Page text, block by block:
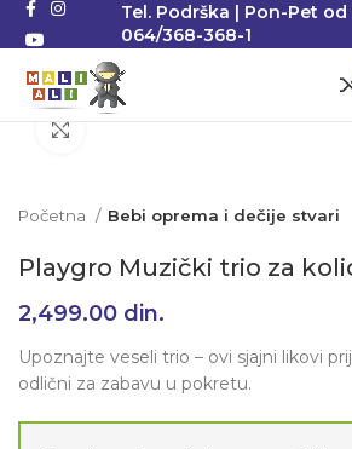
Tel. Podrška | Pon-Pet od
064/368-368-1
Početna Bebi oprema i dečije stvari
Playgro Muzički trio za
2,499.00 din.
Upoznajte veseli trio – ovi sjajni likovi
odlični za zabavu u pokretu.